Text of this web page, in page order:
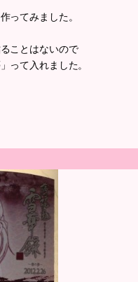
ってみました。
ことはないので
って入れました。